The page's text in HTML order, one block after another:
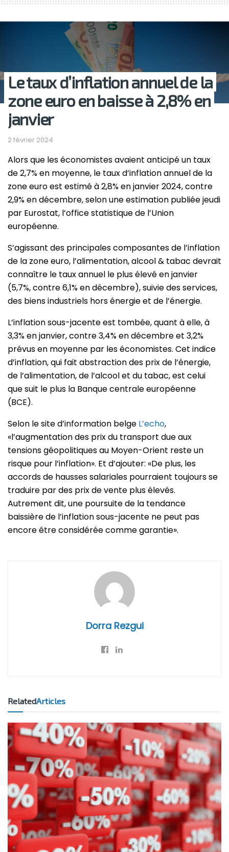
Le taux d’inflation annuel de la
zone euro en baisse à 2,8% en
janvier
2 février 2024
Alors que les économistes avaient anticipé un taux
de 2,7% en moyenne, le taux d’inflation annuel de la
zone euro est estimé à 2,8% en janvier 2024, contre
2,9% en décembre, selon une estimation publiée jeudi
par Eurostat, l’office statistique de l’Union
européenne.
S’agissant des principales composantes de l’inflation
de la zone euro, l’alimentation, alcool & tabac devrait
connaître le taux annuel le plus élevé en janvier
(5,7%, contre 6,1% en décembre), suivie des services,
des biens industriels hors énergie et de l’énergie.
L’inflation sous-jacente est tombée, quant à elle, à
3,3% en janvier, contre 3,4% en décembre et 3,2%
prévus en moyenne par les économistes. Cet indice
d’inflation, qui fait abstraction des prix de l’énergie,
de l’alimentation, de l’alcool et du tabac, est celui
que suit le plus la Banque centrale européenne
(BCE).
Selon le site d’information belge L’echo,
«l’augmentation des prix du transport due aux
tensions géopolitiques au Moyen-Orient reste un
risque pour l’inflation». Et d’ajouter: «De plus, les
accords de hausses salariales pourraient toujours se
traduire par des prix de vente plus élevés.
Autrement dit, une poursuite de la tendance
baissière de l’inflation sous-jacente ne peut pas
encore être considérée comme garantie».
Dorra Rezgui
RelatedArticles